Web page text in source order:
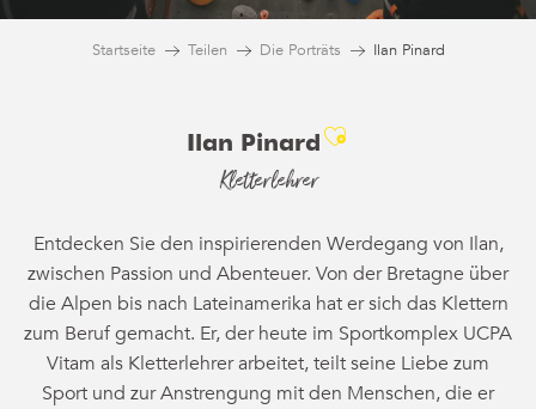
Startseite Teilen Die Porträts Ilan Pinard
Ilan PinardAjouter aux
Kletterlehrer
Entdecken Sie den inspirierenden Werdegang von Ilan,
zwischen Passion und Abenteuer. Von der Bretagne über
die Alpen bis nach Lateinamerika hat er sich das Klettern
zum Beruf gemacht. Er, der heute im Sportkomplex UCPA
Vitam als Kletterlehrer arbeitet, teilt seine Liebe zum
Sport und zur Anstrengung mit den Menschen, die er